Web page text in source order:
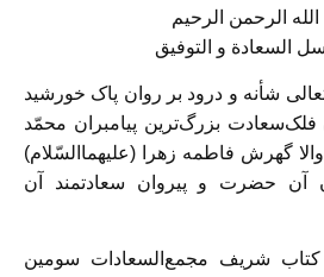
الرحمن الرحیم
السعادة و التوفیق
شأنه و درود بر روان پاک خورشید
بزرگ‌ترین پیامبران محمّد
گهرش فاطمه زهرا (علیهماالسّلام)
آن حضرت و پیروان سعادتمند آن
شریف مجمع‌السعادات سومین